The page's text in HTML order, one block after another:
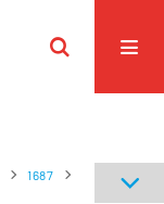
1687